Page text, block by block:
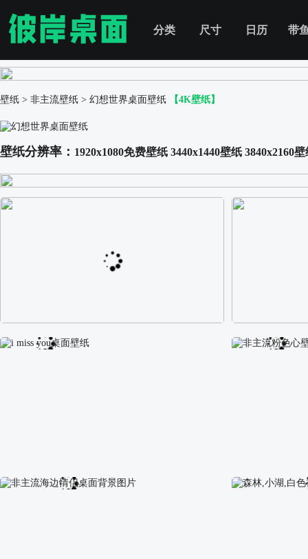
分类 尺寸 日历 带
壁纸 > 非主流壁纸 > 幻想世界桌面壁纸 【4K壁纸】
壁纸分辨率： 1920x1080免费壁纸 3440x1440壁纸 3840x2160壁
阿尔卑斯山区自然风景壁纸 校园长发可爱
i miss you桌面壁纸 非主流粉色心壁